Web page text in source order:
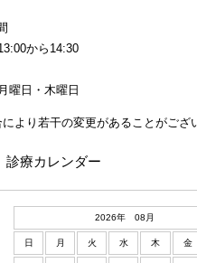
から14:30
月曜日・木曜日
により若干の変更があることがござ
診療カレンダー